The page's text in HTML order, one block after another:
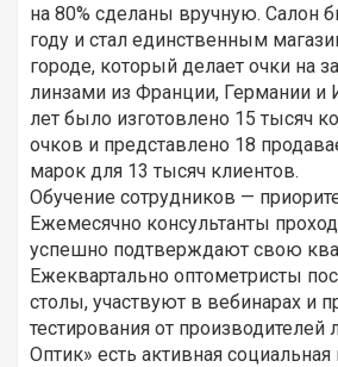
на 80% сделаны вручную. Салон
году и стал единственным
городе, который делает очки на
линзами из Франции, Германии и
лет было изготовлено 15 тысяч
очков и представлено 18
марок для 13 тысяч клиентов.
Обучение сотрудников —
Ежемесячно консультанты
успешно подтверждают свою
Ежеквартально оптометристы
столы, участвуют в вебинарах и
тестирования от
Оптик» есть активная